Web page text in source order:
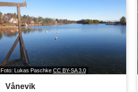
Foto: Lukas Paschke CC BY-SA 3.0
Vånevik